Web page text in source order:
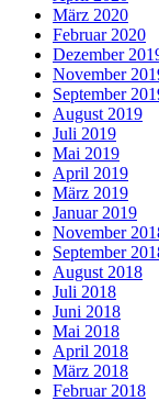
März 2020
Februar 2020
Dezember
November
September
August 2019
Juli 2019
Mai 2019
April 2019
März 2019
Januar 2019
November
September
August 2018
Juli 2018
Juni 2018
Mai 2018
April 2018
März 2018
Februar 2018